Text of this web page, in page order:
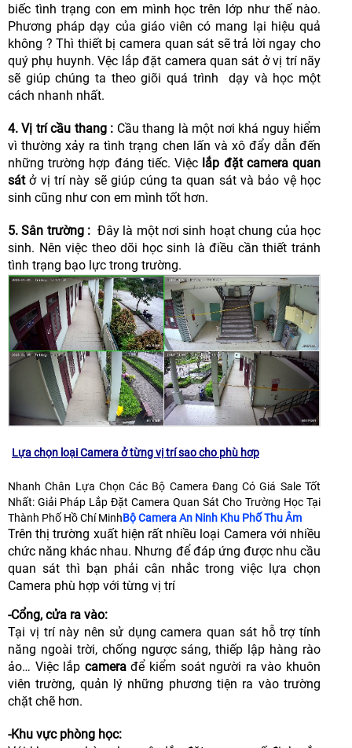
biếc tình trạng con em mình học trên lớp như thế nào.
Phương pháp dạy của giáo viên có mang lại hiệu quả
không ? Thì thiết bị camera quan sát sẽ trả lời ngay cho
quý phụ huynh. Vệc lắp đặt camera quan sát ở vị trí nãy
sẽ giúp chúng ta theo giõi quá trình dạy và học một
cách nhanh nhất.
4. Vị trí cầu thang : Cầu thang là một nơi khá nguy hiểm
vì thường xảy ra tình trạng chen lấn và xô đẩy dẫn đến
những trường hợp đáng tiếc. Việc lắp đặt camera quan
sátở vị trí này sẽ giúp cúng ta quan sát và bảo vệ học
sinh cũng như con em mình tốt hơn.
5. Sân trường : Đây là một nơi sinh hoạt chung của học
sinh. Nên việc theo dõi học sinh là điều cần thiết tránh
tình trạng bạo lực trong trường.
Lựa chọn loại Camera ở từng vị trí sao cho phù hơp
Nhanh Chân Lựa Chọn Các Bộ Camera Đang Có Giá Sale Tốt
Nhất: Giải Pháp Lắp Đặt Camera Quan Sát Cho Trường Học Tại
Thành Phố Hồ Chí MinhBộ Camera An Ninh Khu Phố Thu Âm
Trên thị trường xuất hiện rất nhiều loại Camera với nhiều
chức năng khác nhau. Nhưng để đáp ứng được nhu cầu
quan sát thì bạn phải cân nhắc trong việc lựa chọn
Camera phù hợp với từng vị trí
-Cổng, cửa ra vào:
Tại vị trí này nên sử dụng camera quan sát hỗ trợ tính
năng ngoài trời, chống ngược sáng, thiếp lập hàng rào
ảo… Việc lắp camerađể kiểm soát người ra vào khuôn
viên trường, quản lý những phương tiện ra vào trường
chặt chẽ hơn.
-Khu vực phòng học: